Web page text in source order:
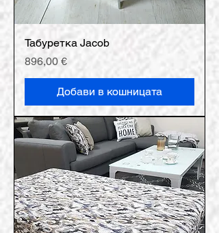
Табуретка Jacob
Цена
896,00 €
Добави в кошницата